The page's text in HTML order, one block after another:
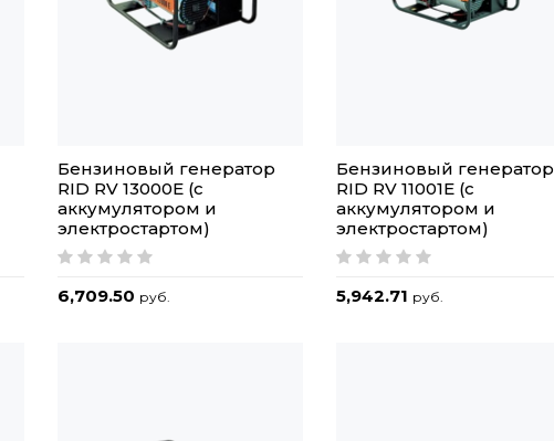
Бензиновый генератор
RID RV 13000E (с
аккумулятором и
электростартом)
6,709.50 руб.
Бензиновый генератор
RID RV 11001E (с
аккумулятором и
электростартом)
5,942.71 руб.